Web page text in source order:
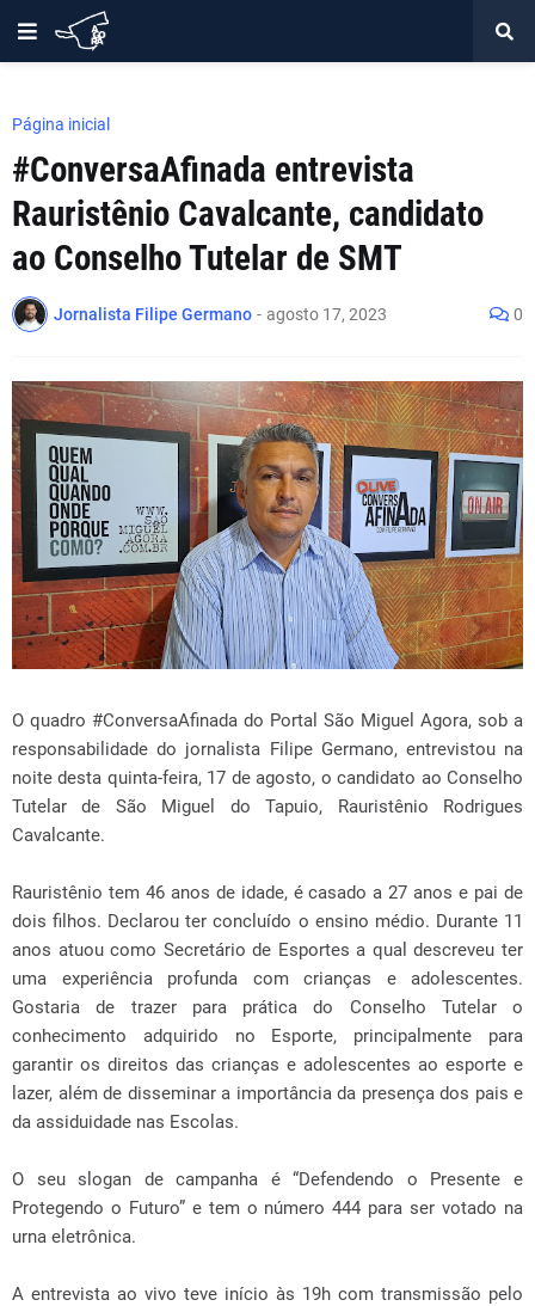
Página inicial
#ConversaAfinada entrevista
Rauristênio Cavalcante, candidato
ao Conselho Tutelar de SMT
Jornalista Filipe Germano - agosto 17, 2023 0
O quadro #ConversaAfinada do Portal São Miguel Agora, sob a
responsabilidade do jornalista Filipe Germano, entrevistou na
noite desta quinta-feira, 17 de agosto, o candidato ao Conselho
Tutelar de São Miguel do Tapuio, Rauristênio Rodrigues
Cavalcante.
Rauristênio tem 46 anos de idade, é casado a 27 anos e pai de
dois filhos. Declarou ter concluído o ensino médio. Durante 11
anos atuou como Secretário de Esportes a qual descreveu ter
uma experiência profunda com crianças e adolescentes.
Gostaria de trazer para prática do Conselho Tutelar o
conhecimento adquirido no Esporte, principalmente para
garantir os direitos das crianças e adolescentes ao esporte e
lazer, além de disseminar a importância da presença dos pais e
da assiduidade nas Escolas.
O seu slogan de campanha é “Defendendo o Presente e
Protegendo o Futuro” e tem o número 444 para ser votado na
urna eletrônica.
A entrevista ao vivo teve início às 19h com transmissão pelo